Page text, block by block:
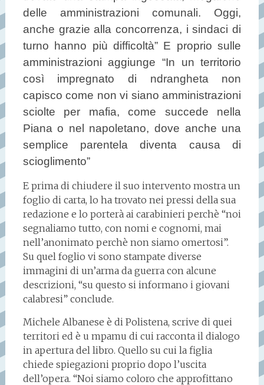
delle amministrazioni comunali. Oggi,
anche grazie alla concorrenza, i sindaci di
turno hanno più difficoltà” E proprio sulle
amministrazioni aggiunge “In un territorio
così impregnato di ndrangheta non
capisco come non vi siano amministrazioni
sciolte per mafia, come succede nella
Piana o nel napoletano, dove anche una
semplice parentela diventa causa di
scioglimento”
E prima di chiudere il suo intervento mostra un
foglio di carta, lo ha trovato nei pressi della sua
redazione e lo porterà ai carabinieri perchè “noi
segnaliamo tutto, con nomi e cognomi, mai
nell’anonimato perchè non siamo omertosi”.
Su quel foglio vi sono stampate diverse
immagini di un’arma da guerra con alcune
descrizioni, “su questo si informano i giovani
calabresi” conclude.
Michele Albanese è di Polistena, scrive di quei
territori ed è u mpamu di cui racconta il dialogo
in apertura del libro. Quello su cui la figlia
chiede spiegazioni proprio dopo l’uscita
dell’opera. “Noi siamo coloro che approfittano